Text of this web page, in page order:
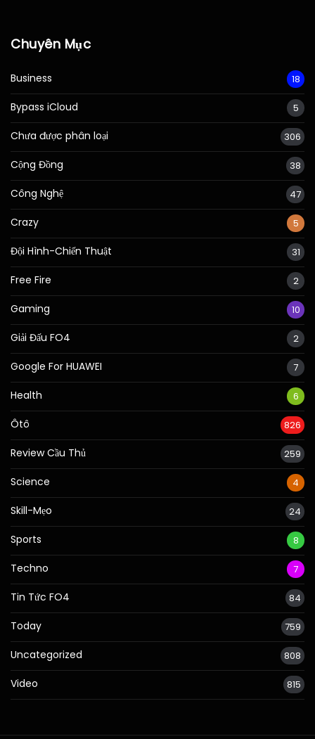
Chuyên Mục
Business 18
Bypass iCloud 5
Chưa được phân loại 306
Cộng Đồng 38
Công Nghệ 47
Crazy 5
Đội Hình-Chiến Thuật 31
Free Fire 2
Gaming 10
Giải Đấu FO4 2
Google For HUAWEI 7
Health 6
Ôtô 826
Review Cầu Thủ 259
Science 4
Skill-Mẹo 24
Sports 8
Techno 7
Tin Tức FO4 84
Today 759
Uncategorized 808
Video 815